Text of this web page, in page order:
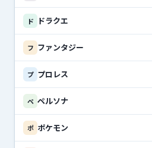
ド ドラクエ
フ ファンタジー
プ プロレス
ペ ペルソナ
ポ ポケモン